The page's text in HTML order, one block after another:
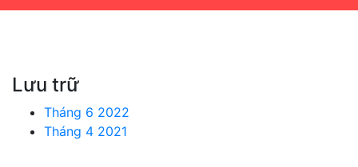
Lưu trữ
Tháng 6 2022
Tháng 4 2021